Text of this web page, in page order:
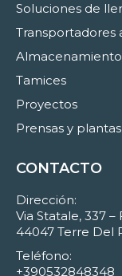
Soluciones de
Transportadores
Almacenamiento
Tamices
Proyectos
Prensas y
CONTACTO
Dirección:
Via Statale, 337 –
44047 Terre Del
Teléfono:
+390532848348